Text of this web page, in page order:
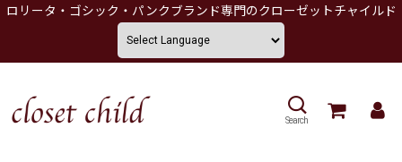
ロリータ・ゴシック・パンクブランド専門のクローゼットチャイルド
Search